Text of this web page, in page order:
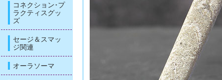
コネクション･プ
ラクティスグッ
ズ
セージ＆スマッ
ジ関連
オーラソーマ